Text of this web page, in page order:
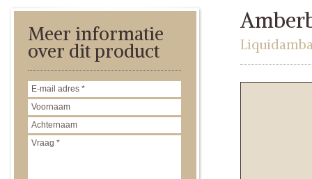
Meer informatie
over dit product